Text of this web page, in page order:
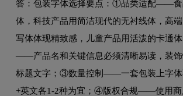
答：包装字体选择要点：①品类适配——食
体，科技产品用简洁现代的无衬线体，高
写体体现精致感，儿童产品用活泼的卡通
——产品名和关键信息必须清晰易读，装饰
标题文字；③数量控制——一套包装上字体
+英文各1-2种为宜；④版权合规——使用商